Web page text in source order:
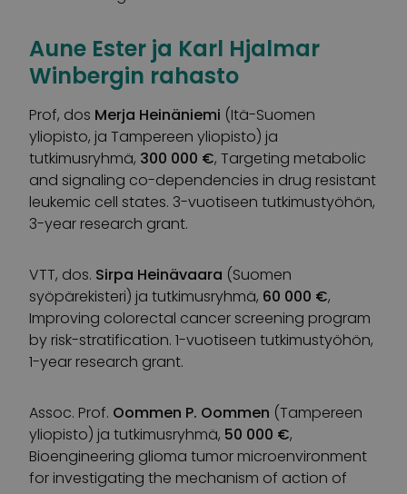
Aune Ester ja Karl Hjalmar
Winbergin rahasto
Prof, dos Merja Heinäniemi (Itä-Suomen
yliopisto, ja Tampereen yliopisto) ja
tutkimusryhmä, 300 000 €, Targeting metabolic
and signaling co-dependencies in drug resistant
leukemic cell states. 3-vuotiseen tutkimustyöhön,
3-year research grant.
VTT, dos. Sirpa Heinävaara (Suomen
syöpärekisteri) ja tutkimusryhmä, 60 000 €,
Improving colorectal cancer screening program
by risk-stratification. 1-vuotiseen tutkimustyöhön,
1-year research grant.
Assoc. Prof. Oommen P. Oommen (Tampereen
yliopisto) ja tutkimusryhmä, 50 000 €,
Bioengineering glioma tumor microenvironment
for investigating the mechanism of action of